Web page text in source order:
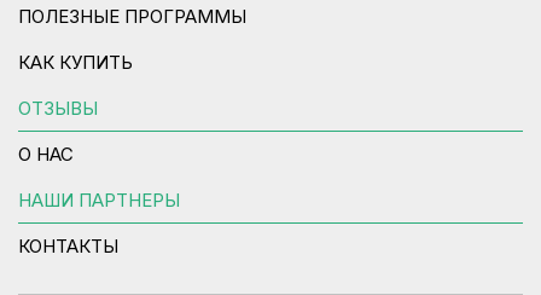
ПОЛЕЗНЫЕ ПРОГРАММЫ
КАК КУПИТЬ
ОТЗЫВЫ
О НАС
НАШИ ПАРТНЕРЫ
КОНТАКТЫ